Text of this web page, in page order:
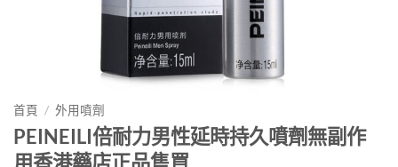
首頁 / 外用噴劑
PEINEILI倍耐力男性延時持久噴劑無副作
用香港藥店正品售買